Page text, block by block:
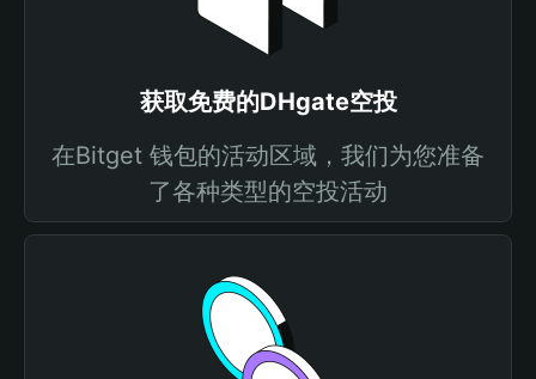
获取免费的DHgate空投
在Bitget 钱包的活动区域，我们为您准备
了各种类型的空投活动